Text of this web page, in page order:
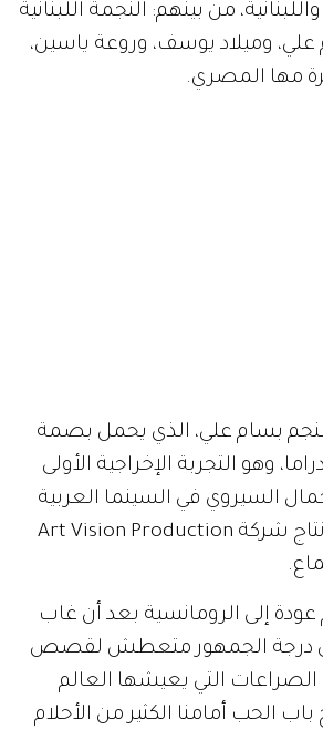
من بينهم: النجمة اللبنانية
علي، وميلاد يوسف، وروعة ياسين،
مها المصري.
بسام علي، الذي يحمل بصمة
وهو التجربة الإخراجية الأولى
السيروي في السينما العربية
الـ"بان أراب"، ومن إنتاج شركة Art Vision Production
إلى الرومانسية بعد أن غاب
أي درجة الجمهور متعطش لقصص
التي يعيشها العالم
الحب أمامنا الكثير من الأحلام